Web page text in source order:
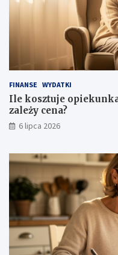
FINANSE WYDATKI
Ile kosztuje
zależy cena?
6 lipca 2026